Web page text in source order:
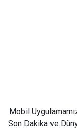
Mobil
Son Dakika ve